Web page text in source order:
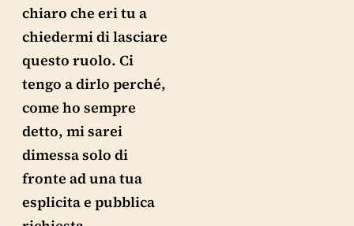
chiaro che eri tu a
chiedermi di lasciare
questo ruolo. Ci
tengo a dirlo perché,
come ho sempre
detto, mi sarei
dimessa solo di
fronte ad una tua
esplicita e pubblica